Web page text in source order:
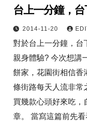
台上一分鐘，
2014-11-20
對於台上一分鐘，台
親身體驗? 今次想講
餅家，花園街相信香
條街路每天人流非常
買幾款心頭好來吃，
章。 當寫這篇前先